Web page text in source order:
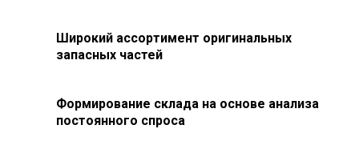
Широкий ассортимент оригинальных
запасных частей
Формирование склада на основе анализа
постоянного спроса